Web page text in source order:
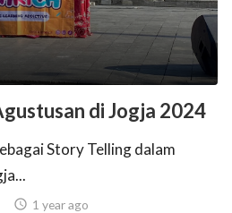
di Jogja 2024
Story Telling dalam
 1 year ago